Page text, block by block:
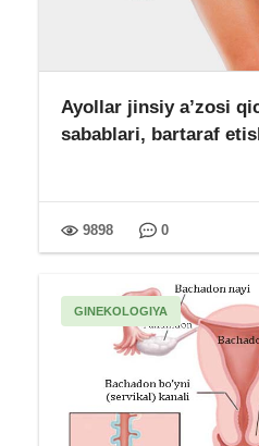
Ayollar jinsiy a’zosi
sabablari, bartaraf
9898 0
GINEKOLOGIYA